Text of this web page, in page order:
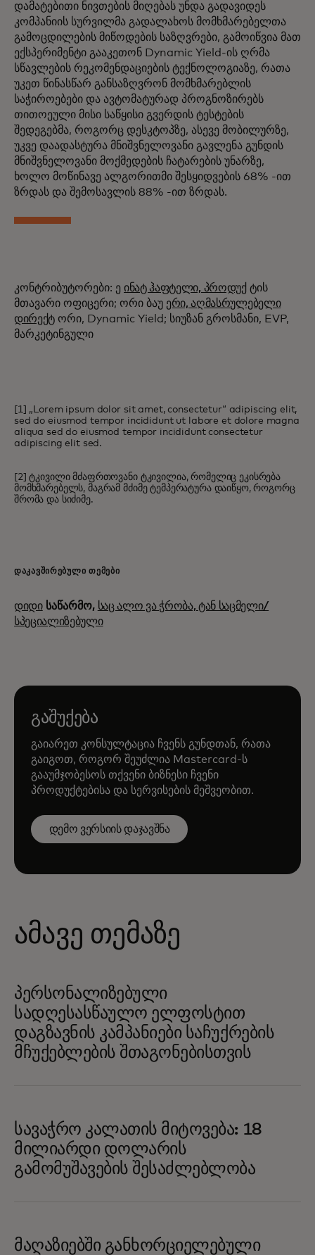
დამატებითი ნივთების მიღებას უნდა გადავიდეს
კომპანიის სურვილმა გადალახოს მომხმარებელთა
გამოცდილების მიწოდების საზღვრები, გამოიწვია მათ
ექსპერიმენტი გააკეთონ Dynamic Yield-ის ღრმა
სწავლების რეკომენდაციების ტექნოლოგიაზე, რათა
უკეთ წინასწარ განსაზღვრონ მომხმარებლის
საჭიროებები და ავტომატურად პროგნოზირებს
თითოეული მისი საწყისი გვერდის ტესტების
შედეგებმა, როგორც დესკტოპზე, ასევე მობილურზე,
უკვე დაადასტურა მნიშვნელოვანი გავლენა გუნდის
მნიშვნელოვანი მოქმედების ჩატარების უნარზე,
ხოლო მოწინავე ალგორითმი შესყიდვების 68% -ით
ზრდას და შემოსავლის 88% -ით ზრდას.
კონტრიბუტორები: ე ინატ ჰაფტელი, პროდუქ ტის
მთავარი ოფიცერი; ორი ბაუ ერი, აღმასრულებელი
დირექტ ორი, Dynamic Yield; სიუზან გროსმანი, EVP,
მარკეტინგული
[1] „Lorem ipsum dolor sit amet, consectetur“ adipiscing elit,
sed do eiusmod tempor incididunt ut labore et dolore magna
aliqua sed do eiusmod tempor incididunt consectetur
adipiscing elit sed.
[2] ტკივილი მძაფრთოვანი ტკივილია, რომელიც ეკისრება
მომხმარებელს, მაგრამ მძიმე ტემპერატურა დაიწყო, როგორც
შრომა და სიძიმე.
ᲓᲐᲙᲐᲕᲨᲘᲠᲔᲑᲣᲚᲘ ᲗᲔᲛᲔᲑᲘ
დიდისაწარმო, საც ალო ვა ჭრობა, ტან საცმელი/
სპეციალიზებული
გაშუქება
გაიარეთ კონსულტაცია ჩვენს გუნდთან, რათა
გაიგოთ, როგორ შეუძლია Mastercard-ს
გააუმჯობესოს თქვენი ბიზნესი ჩვენი
პროდუქტებისა და სერვისების მეშვეობით.
დემო ვერსიის დაჯავშნა
ამავე თემაზე
პერსონალიზებული
სადღესასწაულო ელფოსტით
დაგზავნის კამპანიები საჩუქრების
მჩუქებლების შთაგონებისთვის
სავაჭრო კალათის მიტოვება: 18
მილიარდი დოლარის
გამომუშავების შესაძლებლობა
მაღაზიებში განხორციელებული